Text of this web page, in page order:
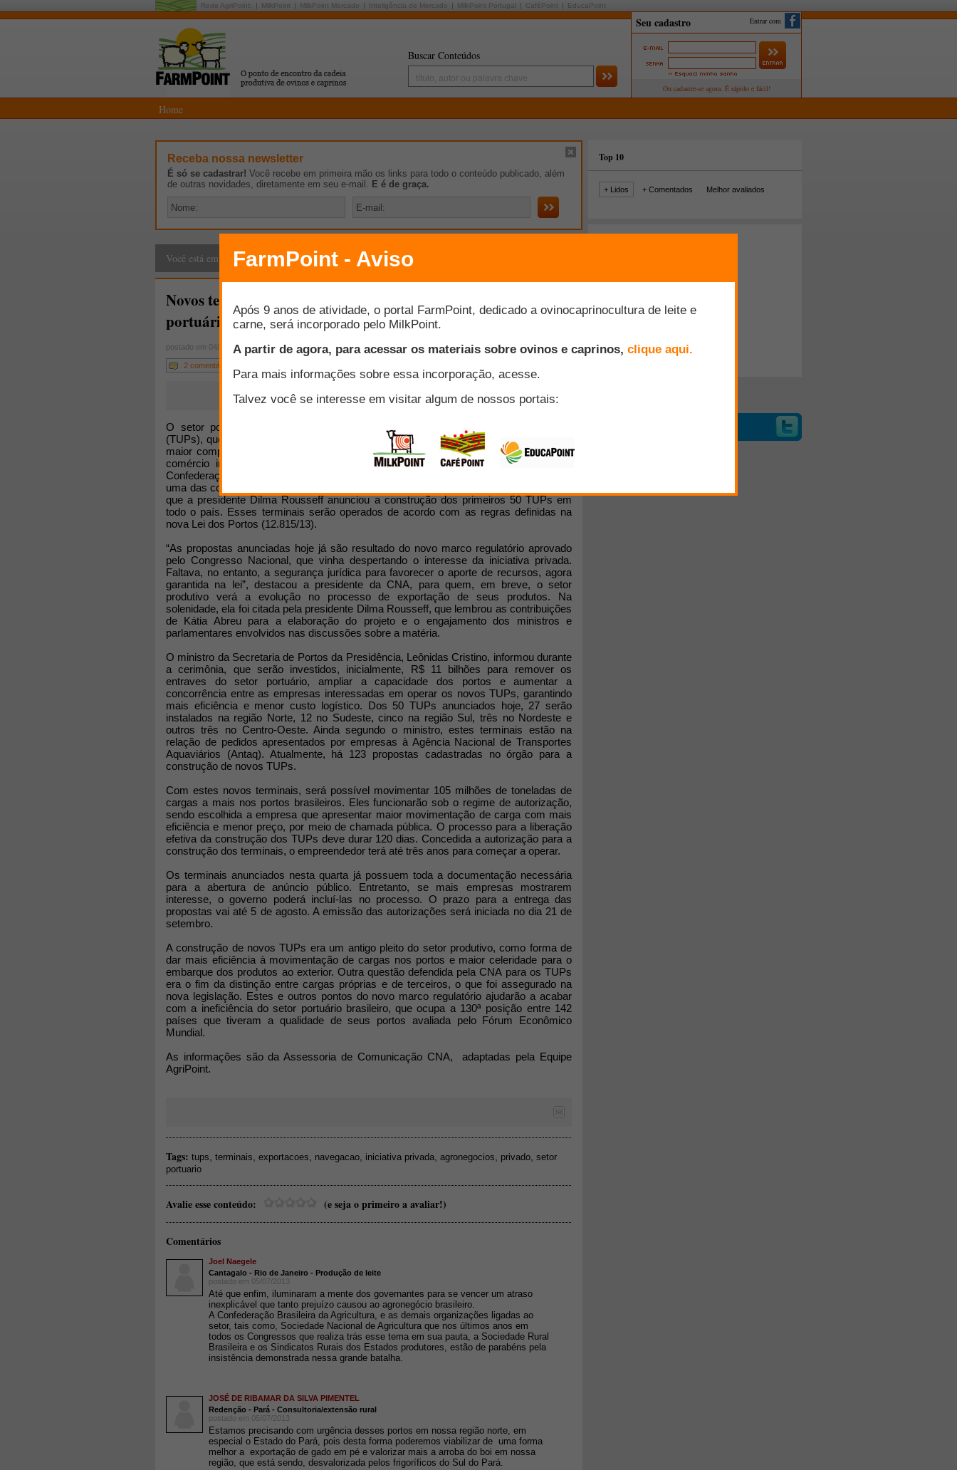
Rede AgriPoint: MilkPoint MilkPoint Mercado Inteligência de Mercado MilkPoint Portugal CaféPoint EducaPoint
Buscar Conteúdos
Entrar com
Home
Receba nossa newsletter
É só se cadastrar! Você recebe em primeira mão os links para todo o conteúdo publicado, além
de outras novidades, diretamente em seu e-mail. E é de graça.
Você está em: Cadeia Produtiva>Giro de Notícias
Novos terminais privados vão ampliar eficiência do setor
portuário
postado em 04/07/2013
2 comentários
O setor portuário vai ganhar eficiência com os novos Terminais de Uso Privado
(TUPs), que permitirão o embarque mais ágil dos produtos do agronegócio, garantindo
maior competitividade ao setor produtivo brasileiro, tanto nas exportações quanto no
comércio interno via navegação de cabotagem. É o que avalia a presidente da
Confederação da Agricultura e Pecuária do Brasil (CNA), senadora Kátia Abreu. Ela foi
uma das convidadas para a cerimônia de quarta-feira (3/7), no Palácio do Planalto, em
que a presidente Dilma Rousseff anunciou a construção dos primeiros 50 TUPs em
todo o país. Esses terminais serão operados de acordo com as regras definidas na
nova Lei dos Portos (12.815/13).
“As propostas anunciadas hoje já são resultado do novo marco regulatório aprovado
pelo Congresso Nacional, que vinha despertando o interesse da iniciativa privada.
Faltava, no entanto, a segurança jurídica para favorecer o aporte de recursos, agora
garantida na lei”, destacou a presidente da CNA, para quem, em breve, o setor
produtivo verá a evolução no processo de exportação de seus produtos. Na
solenidade, ela foi citada pela presidente Dilma Rousseff, que lembrou as contribuições
de Kátia Abreu para a elaboração do projeto e o engajamento dos ministros e
parlamentares envolvidos nas discussões sobre a matéria.
O ministro da Secretaria de Portos da Presidência, Leônidas Cristino, informou durante
a cerimônia, que serão investidos, inicialmente, R$ 11 bilhões para remover os
entraves do setor portuário, ampliar a capacidade dos portos e aumentar a
concorrência entre as empresas interessadas em operar os novos TUPs, garantindo
mais eficiência e menor custo logístico. Dos 50 TUPs anunciados hoje, 27 serão
instalados na região Norte, 12 no Sudeste, cinco na região Sul, três no Nordeste e
outros três no Centro-Oeste. Ainda segundo o ministro, estes terminais estão na
relação de pedidos apresentados por empresas à Agência Nacional de Transportes
Aquaviários (Antaq). Atualmente, há 123 propostas cadastradas no órgão para a
construção de novos TUPs.
Com estes novos terminais, será possível movimentar 105 milhões de toneladas de
cargas a mais nos portos brasileiros. Eles funcionarão sob o regime de autorização,
sendo escolhida a empresa que apresentar maior movimentação de carga com mais
eficiência e menor preço, por meio de chamada pública. O processo para a liberação
efetiva da construção dos TUPs deve durar 120 dias. Concedida a autorização para a
construção dos terminais, o empreendedor terá até três anos para começar a operar.
Os terminais anunciados nesta quarta já possuem toda a documentação necessária
para a abertura de anúncio público. Entretanto, se mais empresas mostrarem
interesse, o governo poderá incluí-las no processo. O prazo para a entrega das
propostas vai até 5 de agosto. A emissão das autorizações será iniciada no dia 21 de
setembro.
A construção de novos TUPs era um antigo pleito do setor produtivo, como forma de
dar mais eficiência à movimentação de cargas nos portos e maior celeridade para o
embarque dos produtos ao exterior. Outra questão defendida pela CNA para os TUPs
era o fim da distinção entre cargas próprias e de terceiros, o que foi assegurado na
nova legislação. Estes e outros pontos do novo marco regulatório ajudarão a acabar
com a ineficiência do setor portuário brasileiro, que ocupa a 130ª posição entre 142
países que tiveram a qualidade de seus portos avaliada pelo Fórum Econômico
Mundial.
As informações são da Assessoria de Comunicação CNA, adaptadas pela Equipe
AgriPoint.
Tags: tups terminais exportacoes navegacao iniciativa privada agronegocios privado setor
portuario
Avalie esse conteúdo: (e seja o primeiro a avaliar!)
Comentários
Joel Naegele
Cantagalo - Rio de Janeiro - Produção de leite
postado em 05/07/2013
Até que enfim, iluminaram a mente dos governantes para se vencer um atraso
inexplicável que tanto prejuízo causou ao agronegócio brasileiro.
A Confederação Brasileira da Agricultura, e as demais organizações ligadas ao
setor, tais como, Sociedade Nacional de Agricultura que nos últimos anos em
todos os Congressos que realiza trás esse tema em sua pauta, a Sociedade Rural
Brasileira e os Sindicatos Rurais dos Estados produtores, estão de parabéns pela
insistência demonstrada nessa grande batalha.
JOSÉ DE RIBAMAR DA SILVA PIMENTEL
Redenção - Pará - Consultoria/extensão rural
postado em 05/07/2013
Estamos precisando com urgência desses portos em nossa região norte, em
especial o Estado do Pará, pois desta forma poderemos viabilizar de uma forma
melhor a exportação de gado em pé e valorizar mais a arroba do boi em nossa
região, que está sendo, desvalorizada pelos frigoríficos do Sul do Pará.
Top 10
+ Lidos + Comentados Melhor avaliados